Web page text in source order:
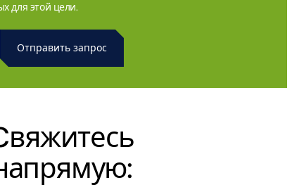
для этой цели.